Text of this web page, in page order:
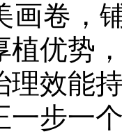
，铺
植优势
理效能
一步一